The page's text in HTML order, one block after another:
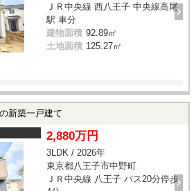
ＪＲ中央線 西八王子 中央線高尾
駅 車分
建物面積 92.89㎡
土地面積 125.27㎡
新築一戸建て
2,880万円
3LDK / 2026年
東京都八王子市中野町
ＪＲ中央線 八王子 バス20分停歩